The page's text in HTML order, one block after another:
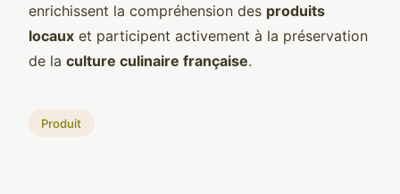
enrichissent la compréhension des produits
locaux et participent activement à la préservation
de la culture culinaire française.
Produit